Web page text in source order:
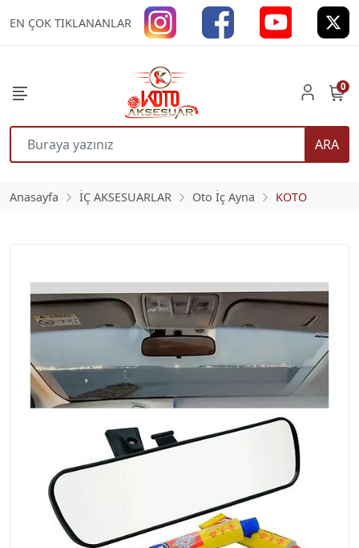
EN ÇOK TIKLANANLAR
ARA
0
Anasayfa İÇ AKSESUARLAR Oto İç Ayna KOTO